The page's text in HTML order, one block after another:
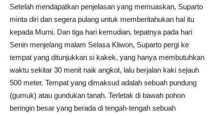
Setelah mendapatkan penjelasan yang memuaskan, Suparto
minta diri dan segera pulang untuk memberitahukan hal itu
kepada Murni. Dan tiga hari kemudian, tepatnya pada hari
Senin menjelang malam Selasa Kliwon, Suparto pergi ke
tempat yang ditunjukkan si kakek, yang hanya membutuhkan
waktu sekitar 30 menit naik angkot, lalu berjalan kaki sejauh
500 meter. Tempat yang dimaksud adalah sebuah pundung
(gumuk) atau gundukan tanah. Terletak di bawah pohon
beringin besar yang berada di tengah-tengah sebuah